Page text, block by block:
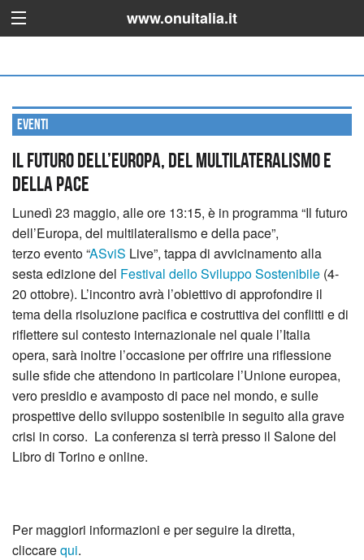
www.onuitalia.it
Eventi
Il futuro dell’Europa, del multilateralismo e
della pace
Lunedì 23 maggio, alle ore 13:15, è in programma “Il futuro
dell’Europa, del multilateralismo e della pace”,
terzo evento “ASviS Live”, tappa di avvicinamento alla
sesta edizione del Festival dello Sviluppo Sostenibile (4-
20 ottobre). L’incontro avrà l’obiettivo di approfondire il
tema della risoluzione pacifica e costruttiva dei conflitti e di
riflettere sul contesto internazionale nel quale l’Italia
opera, sarà inoltre l’occasione per offrire una riflessione
sulle sfide che attendono in particolare l’Unione europea,
vero presidio e avamposto di pace nel mondo, e sulle
prospettive dello sviluppo sostenibile in seguito alla grave
crisi in corso. La conferenza si terrà presso il Salone del
Libro di Torino e online.
Per maggiori informazioni e per seguire la diretta,
cliccarequi.